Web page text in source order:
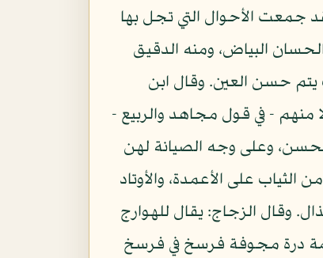
جمعت الأحوال التي تجل بها
البياض، ومنه الدقيق
يتم حسن العين. وقال ابن
- في قول مجاهد والربيع -
وعلى وجه الصيانة لهن
على الأعمدة، والأوتاد
وقال الزجاج: يقال للهوارج
درة مجوفة فرسخ في فرسخ